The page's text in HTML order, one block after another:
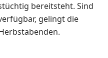
bereitsteht. Sind
gelingt die